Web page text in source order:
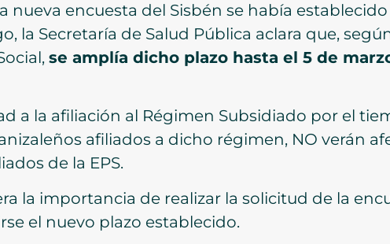
nueva encuesta del Sisbén se había
la Secretaría de Salud Pública aclara que,
se amplía dicho plazo hasta el 5 de
a la afiliación al Régimen Subsidiado por el
afiliados a dicho régimen, NO verán
de la EPS.
la importancia de realizar la solicitud de la
el nuevo plazo establecido.